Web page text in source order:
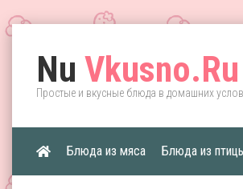
Nu Vkusno.Ru
Простые и вкусные блюда в домашних
Блюда из мяса Блюда из